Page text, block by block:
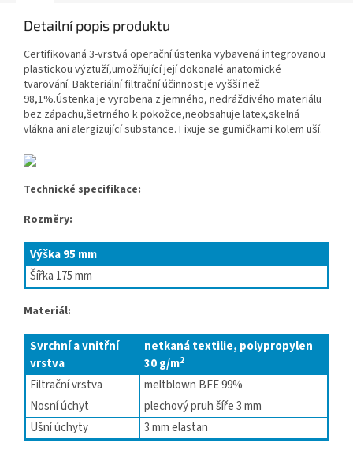
Detailní popis produktu
Certifikovaná 3-vrstvá operační ústenka vybavená integrovanou
plastickou výztuží,umožňující její dokonalé anatomické
tvarování. Bakteriální filtrační účinnost je vyšší než
98,1%.Ústenka je vyrobena z jemného, nedráždivého materiálu
bez zápachu,šetrného k pokožce,neobsahuje latex,skelná
vlákna ani alergizující substance. Fixuje se gumičkami kolem uší.
Technické specifikace:
Rozměry:
Výška 95 mm
Šířka 175 mm
Materiál:
Svrchní a vnitřní
vrstva
netkaná textilie, polypropylen
30 g/m2
Filtrační vrstva
meltblown BFE 99%
Nosní úchyt
plechový pruh šíře 3 mm
Ušní úchyty
3 mm elastan